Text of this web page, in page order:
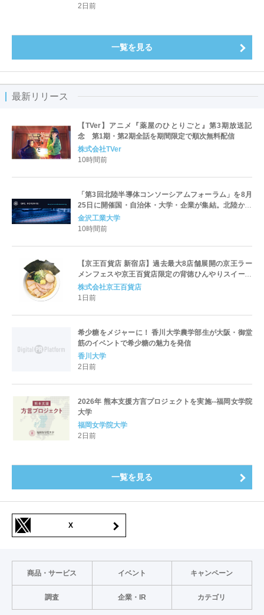
2日前
一覧を見る
最新リリース
【TVer】アニメ『薬屋のひとりごと』第3期放送記
念 第1期・第2期全話を期間限定で順次無料配信
株式会社TVer
10時間前
「第3回北陸半導体コンソーシアムフォーラム」を8月
25日に開催国・自治体・大学・企業が集結。北陸から
世界に向けた半導体産業の発展とエコシステム形成を
議論
金沢工業大学
10時間前
【京王百貨店 新宿店】過去最大8店舗展開の京王ラー
メンフェスや京王百貨店限定の背徳ひんやりスイーツ
など、実演グルメが充実 過去最長21日間、計90店舗
出店の 「大北海道展」
株式会社京王百貨店
1日前
希少糖をメジャーに！ 香川大学農学部生が大阪・御堂
筋のイベントで希少糖の魅力を発信
香川大学
2日前
2026年 熊本支援方言プロジェクトを実施--福岡女学院
大学
福岡女学院大学
2日前
一覧を見る
X
商品・サービス イベント キャンペーン
調査 企業・IR カテゴリ